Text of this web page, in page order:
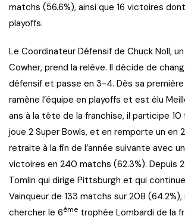
matchs (56.6%), ainsi que 16 victoires
playoffs.
Le Coordinateur Défensif de Chuck Noll,
Cowher, prend la relève. Il décide de
défensif et passe en 3-4. Dès sa première
ramène l’équipe en playoffs et est élu
ans à la tête de la franchise, il participe 10
joue 2 Super Bowls, et en remporte un en
retraite à la fin de l’année suivante avec
victoires en 240 matchs (62.3%). Depuis
Tomlin qui dirige Pittsburgh et qui
Vainqueur de 133 matchs sur 208 (64.2%),
chercher le 6ème trophée Lombardi de la